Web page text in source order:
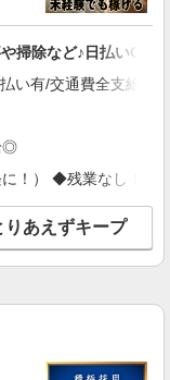
定あり） ※給与
東武日光線「楡木」
細を見る
ア事業部/宇都宮オフ
東武日光線「北鹿沼
掃除など♪日払いOK
い有/交通費全支給(ガ
◎
！） ◆残業なし！日
りあえずキープ